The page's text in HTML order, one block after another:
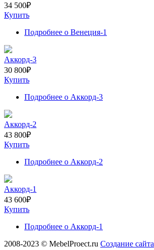
34 500₽
Купить
Подробнее о Венеция-1
Аккорд-3
30 800₽
Купить
Подробнее о Аккорд-3
Аккорд-2
43 800₽
Купить
Подробнее о Аккорд-2
Аккорд-1
43 600₽
Купить
Подробнее о Аккорд-1
2008-2023 © MebelProect.ru Создание сайта